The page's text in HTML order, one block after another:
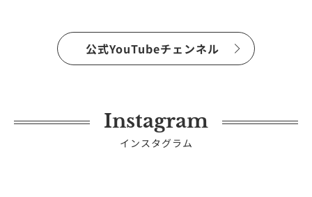
公式YouTubeチェンネル
Instagram
インスタグラム